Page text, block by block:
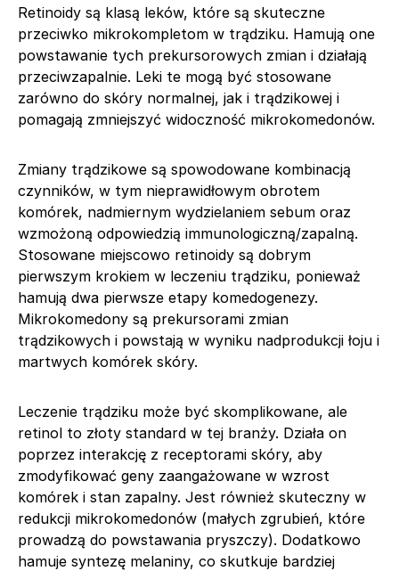
Retinoidy są klasą leków, które są skuteczne
przeciwko mikrokompletom w trądziku. Hamują one
powstawanie tych prekursorowych zmian i działają
przeciwzapalnie. Leki te mogą być stosowane
zarówno do skóry normalnej, jak i trądzikowej i
pomagają zmniejszyć widoczność mikrokomedonów.
Zmiany trądzikowe są spowodowane kombinacją
czynników, w tym nieprawidłowym obrotem
komórek, nadmiernym wydzielaniem sebum oraz
wzmożoną odpowiedzią immunologiczną/zapalną.
Stosowane miejscowo retinoidy są dobrym
pierwszym krokiem w leczeniu trądziku, ponieważ
hamują dwa pierwsze etapy komedogenezy.
Mikrokomedony są prekursorami zmian
trądzikowych i powstają w wyniku nadprodukcji łoju i
martwych komórek skóry.
Leczenie trądziku może być skomplikowane, ale
retinol to złoty standard w tej branży. Działa on
poprzez interakcję z receptorami skóry, aby
zmodyfikować geny zaangażowane w wzrost
komórek i stan zapalny. Jest również skuteczny w
redukcji mikrokomedonów (małych zgrubień, które
prowadzą do powstawania pryszczy). Dodatkowo
hamuje syntezę melaniny, co skutkuje bardziej